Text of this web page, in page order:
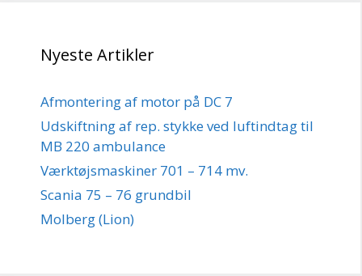
Nyeste Artikler
Afmontering af motor på DC 7
Udskiftning af rep. stykke ved luftindtag til
MB 220 ambulance
Værktøjsmaskiner 701 – 714 mv.
Scania 75 – 76 grundbil
Molberg (Lion)